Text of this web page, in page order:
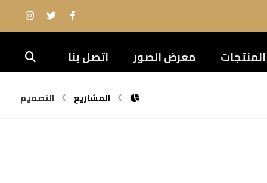
المنتجات معرض الصور اتصل بنا
المشاريع التصميم